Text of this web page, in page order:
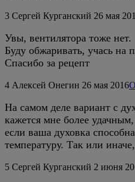
3 Сергей Курганский 26 мая
Увы, вентилятора тоже нет.
Буду обжаривать, учась на
Спасибо за рецепт
4 Алексей Онегин 26 мая 2016
На самом деле вариант с
кажется мне более
если ваша духовка
температуру. Так или
5 Сергей Курганский 2 июня